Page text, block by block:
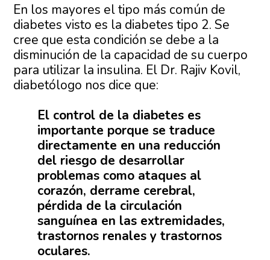
En los mayores el tipo más común de
diabetes visto es la diabetes tipo 2. Se
cree que esta condición se debe a la
disminución de la capacidad de su cuerpo
para utilizar la insulina. El Dr. Rajiv Kovil,
diabetólogo nos dice que:
El control de la diabetes es
importante porque se traduce
directamente en una reducción
del riesgo de desarrollar
problemas como ataques al
corazón, derrame cerebral,
pérdida de la circulación
sanguínea en las extremidades,
trastornos renales y trastornos
oculares.